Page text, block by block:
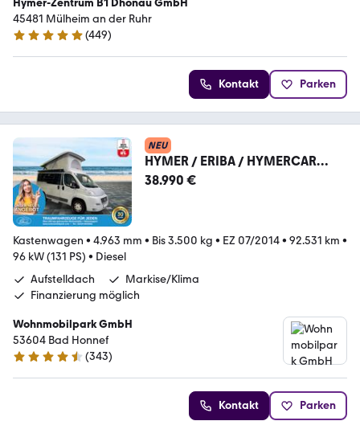
Hymer-Zentrum B1 Dhonau GmbH
45481 Mülheim an der Ruhr
4.8 Sterne
(449)
Kontakt Parken
NEU
HYMER / ERIBA / HYMERCAR
Sydney/Aufstelldach/Markise/Fes
38.990 €
Kastenwagen • 4.963 mm • Bis 3.500 kg • EZ 07/2014• 92.531 km •
96 kW (131 PS) • Diesel
Aufstelldach
Markise/Klima
Finanzierung möglich
Wohnmobilpark GmbH
53604 Bad Honnef
4.3 Sterne
(343)
Kontakt Parken